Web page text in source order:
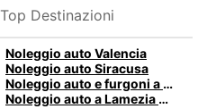
Top Destinazioni
Noleggio auto Valencia
Noleggio auto Siracusa
Noleggio auto e furgoni a Pescara
Noleggio auto a Lamezia Terme, Italia